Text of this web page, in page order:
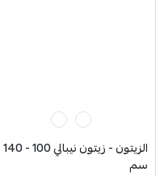
الزيتون - زيتون نيبالي 100 - 140
سم